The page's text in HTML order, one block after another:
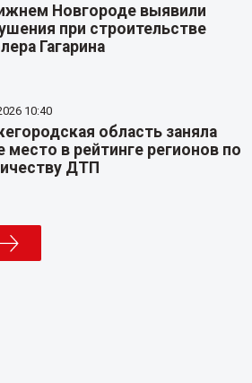
Новгороде выявили
при строительстве
Гагарина
10:40
область заняла
место в рейтинге регионов по
ДТП